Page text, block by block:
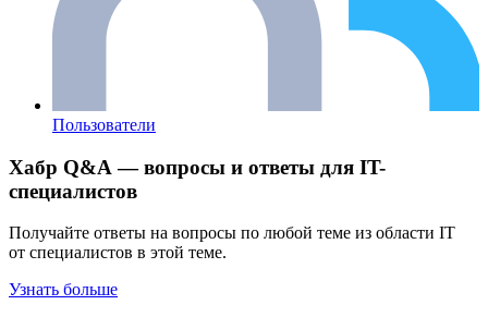
Пользователи
Хабр Q&A — вопросы и ответы для IT-
специалистов
Получайте ответы на вопросы по любой теме из области IT
от специалистов в этой теме.
Узнать больше